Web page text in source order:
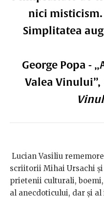
nici misticism.
Simplitatea
George Popa -
Valea Vinului”,
Lucian Vasiliu
scriitorii Mihai Ursachi și
prietenii culturali,
al anecdoticului, dar și